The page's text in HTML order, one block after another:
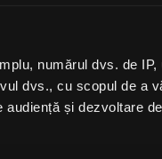
numărul dvs. de IP,
dvs., cu scopul de a
și dezvoltare